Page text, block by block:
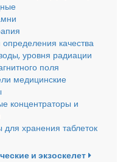
качества
уровня радиации
поля
медицинские
концентраторы и
для хранения таблеток
и экзоскелет